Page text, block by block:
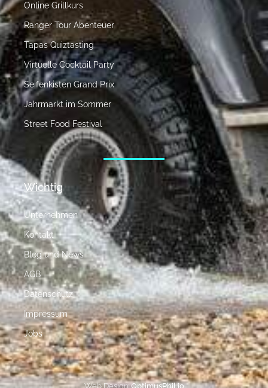
Online Grillkurs
Ranger Tour Abenteuer
Tapas Quiztasting
Virtuelle Cocktail Party
Seifenkisten Grand Prix
Jahrmarkt im Sommer
Street Food Festival
Wichtig
Unternehmen
Kontakt
Blog und News
AGB
Datenschutz
Impressum
Jobs
Web Design:OptimusPhil.io